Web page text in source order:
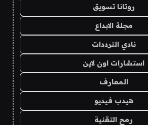
روتانا تسويق
مجلة الابداع
نادي الترددات
استشارات اون لاين
المعارف
هيدب فيديو
رمح التقنية